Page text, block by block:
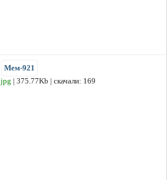
Мем-921
jpg | 375.77Kb | скачали: 169